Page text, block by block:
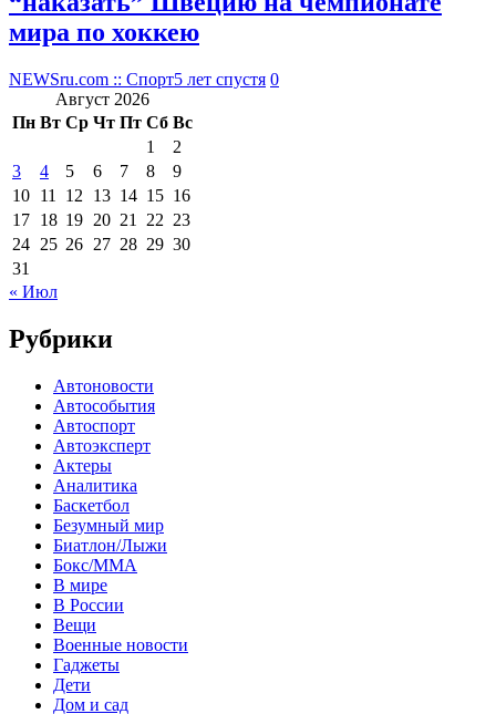
мира по хоккею
NEWSru.com :: Спорт5 лет спустя 0
Август 2026
Пн Вт Ср Чт Пт Сб Вс
1
2
3
4 5 6 7 8
9
10 11 12 13 14 15 16
17 18 19 20 21 22 23
24 25 26 27 28 29 30
31
« Июл
Рубрики
Автоновости
Автособытия
Автоспорт
Автоэксперт
Актеры
Аналитика
Баскетбол
Безумный мир
Биатлон/Лыжи
Бокс/MMA
В мире
В России
Вещи
Военные новости
Гаджеты
Дети
Дом и сад